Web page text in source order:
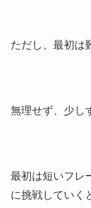
ただし、最初は
無理せず、少し
最初は短いフレ
に挑戦していく